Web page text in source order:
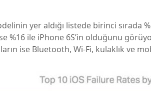
yer aldığı listede birinci sırada
%16 ile iPhone 6S’in olduğunu
ise Bluetooth, Wi-Fi, kulaklık ve